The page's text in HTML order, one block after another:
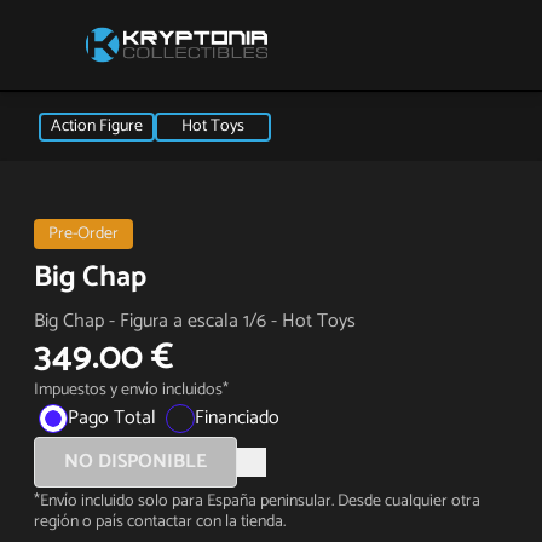
Action Figure Hot Toys
Pre-Order
Big Chap
Big Chap - Figura a escala 1/6 - Hot Toys
349.00 €
Impuestos y envío incluidos*
Pago Total
Financiado
NO DISPONIBLE
*Envío incluido solo para España peninsular. Desde cualquier otra
región o país contactar con la tienda.